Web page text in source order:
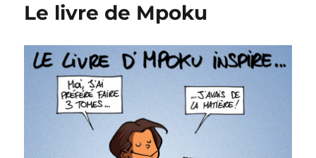
Le livre de Mpoku